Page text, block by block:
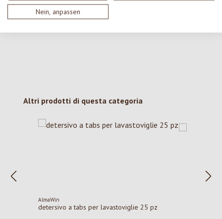
Nein, anpassen
Nessuna recensione trovata Condividi le tue opinioni
con gli altri.
Salta la galleria dei prodotti
Altri prodotti di questa categoria
AlmaWin
detersivo a tabs per lavastoviglie 25 pz